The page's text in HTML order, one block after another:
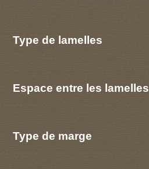
Type de lamelles
Espace entre les lamelles
Type de marge